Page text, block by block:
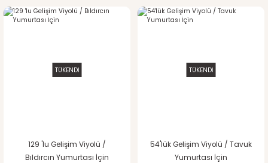
TÜKENDİ
129 'lu Gelişim Viyolü /
Bıldırcın Yumurtası İçin
TÜKENDİ
54'lük Gelişim Viyolü / Tavuk
Yumurtası İçin